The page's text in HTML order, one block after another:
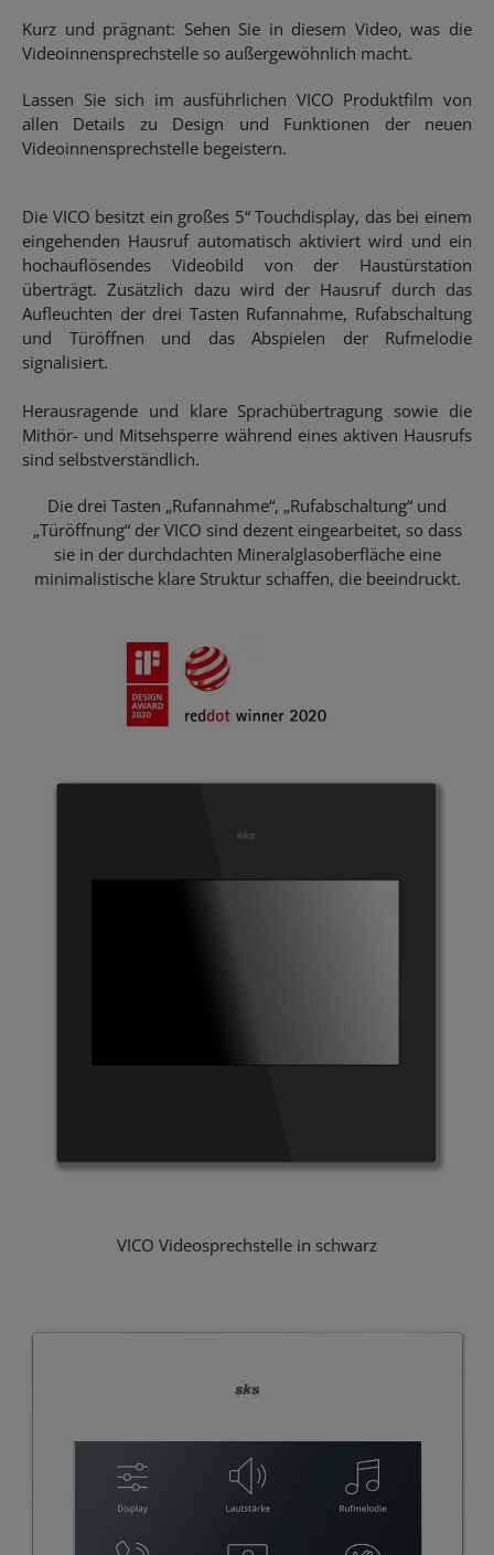
Kurz und prägnant: Sehen Sie in diesem Video, was die
Videoinnensprechstelle so außergewöhnlich macht.
Lassen Sie sich im ausführlichen VICO Produktfilm von
allen Details zu Design und Funktionen der neuen
Videoinnensprechstelle begeistern.
Die VICO besitzt ein großes 5“ Touchdisplay, das bei einem
eingehenden Hausruf automatisch aktiviert wird und ein
hochauflösendes Videobild von der Haustürstation
überträgt. Zusätzlich dazu wird der Hausruf durch das
Aufleuchten der drei Tasten Rufannahme, Rufabschaltung
und Türöffnen und das Abspielen der Rufmelodie
signalisiert.
Herausragende und klare Sprachübertragung sowie die
Mithör- und Mitsehsperre während eines aktiven Hausrufs
sind selbstverständlich.
Die drei Tasten „Rufannahme“, „Rufabschaltung“ und
„Türöffnung“ der VICO sind dezent eingearbeitet, so dass
sie in der durchdachten Mineralglasoberfläche eine
minimalistische klare Struktur schaffen, die beeindruckt.
VICO Videosprechstelle in schwarz